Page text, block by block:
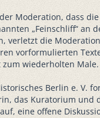
Moderation, dass
„Feinschliff“ an
verletzt die
vorformulierten
wiederholten Male.
Berlin e. V.
das Kuratorium und
eine offene